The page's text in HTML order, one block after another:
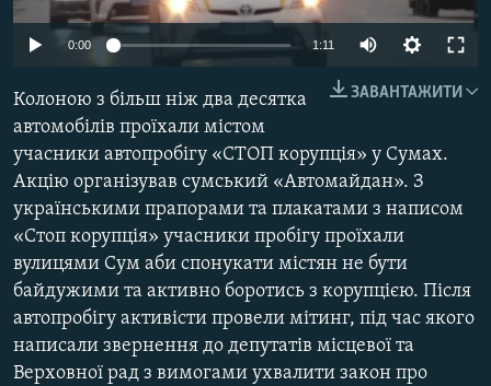
МУЛЬТИМЕДІА
ФОТО
СПЕЦПРОЄКТИ
ПОДКАСТИ
КРИМ РЕАЛІЇ
РУС
УКР
КТАТ
ДОЛУЧАЙСЯ!
0:00 1:11
ЗАВАНТАЖИТИ
Колоною з більш ніж два десятка
автомобілів проїхали містом
учасники автопробігу «СТОП корупція» у Сумах.
Акцію організував сумський «Автомайдан». З
українськими прапорами та плакатами з написом
«Стоп корупція» учасники пробігу проїхали
вулицями Сум аби спонукати містян не бути
байдужими та активно боротись з корупцією. Після
автопробігу активісти провели мітинг, під час якого
написали звернення до депутатів місцевої та
Верховної рад з вимогами ухвалити закон про